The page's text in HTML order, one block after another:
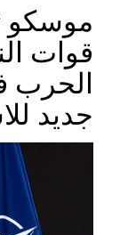
موسكو
قوات
الحرب
جديد